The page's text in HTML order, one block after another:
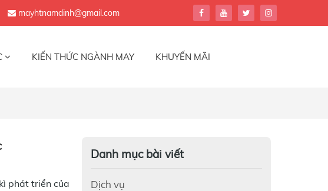
mayhtnamdinh@gmail.com
KIẾN THỨC NGÀNH MAY KHUYẾN MÃI
phát triển của
Danh mục bài viết
Dịch vụ